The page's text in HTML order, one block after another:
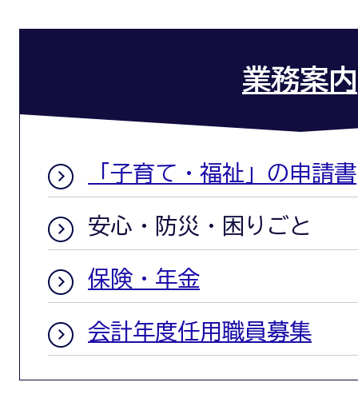
業務案内
「子育て・福祉」の申請書
安心・防災・困りごと
保険・年金
会計年度任用職員募集